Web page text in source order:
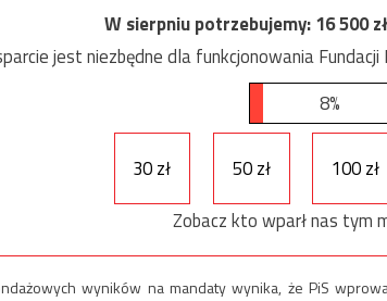
W sierpniu potrzebujemy:16 500
jest niezbędne dla funkcjonowania Fundacji
8%
30 zł 50 zł 100 zł
Zobacz kto wparł nas tym
wyników na mandaty wynika, że PiS